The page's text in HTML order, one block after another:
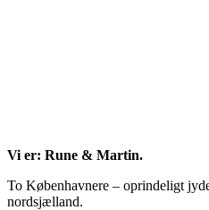
Vi er: Rune & Martin.
To Københavnere – oprindeligt
nordsjælland.